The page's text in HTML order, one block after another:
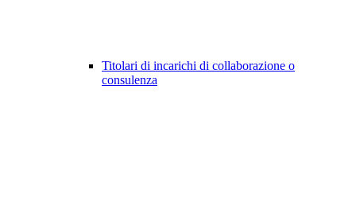
Titolari di incarichi di collaborazione o
consulenza